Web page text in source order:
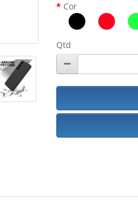
Cor
Qtd